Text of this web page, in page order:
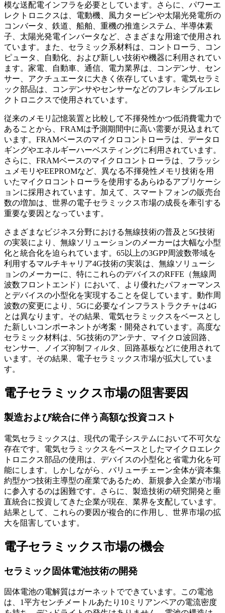
模な送配電インフラを必要としています。さらに、パワーエ
レクトロニクスは、電動機、風力タービンや太陽光発電所の
コンバータ、鉄道、船舶、重機の推進システム、半導体素
子、太陽光発電インバータなど、さまざまな用途で使用され
ています。また、セラミック系材料は、コントローラ、コン
ピュータ、自動化、および新しい技術や機器に利用されてい
ます。家電、自動車、通信、電力業界は、コンデンサ、セン
サー、アクチュエータに大きく依存しています。電気セラミ
ック部品は、コンデンサやセンサーなどのフレキシブルエレ
クトロニクスで使用されています。
従来のメモリ記憶装置と比較して不揮発性かつ低消費電力で
あることから、FRAMは予測期間中に高い需要が見込まれて
います。FRAMベースのマイクロコントローラは、データロ
ギングやエネルギーハーベスティングに利用されています。
さらに、FRAMベースのマイクロコントローラは、フラッシ
ュメモリやEEPROMなど、異なる不揮発性メモリ技術を用
いたマイクロコントローラを使用するあらゆるアプリケーシ
ョンに採用されています。加えて、スマートフォンの販売台
数の増加は、世界の電子セラミックス市場の成長を牽引する
重要な要因となっています。
さまざまなビジネス分野における無線技術の普及と5G技術
の実装により、無線ソリューションのメーカーは大幅な小型
化と統合化を迫られています。65以上の3GPP周波数帯域を
利用するマルチキャリア4G技術の実装は、無線ソリューシ
ョンのメーカーに、特にこれらのデバイスのRFFE（無線周
波数フロントエンド）において、より優れたパフォーマンス
とデバイスの小型化を実現することを促しています。動作周
波数の変更により、5Gに必要なインフラストラクチャは4G
とは異なります。その結果、電気セラミックスをベースとし
た新しいコンポーネントが考案・開発されています。高度な
セラミック材料は、5G技術のアンテナ、マイクロ波回路、
センサー、ノイズ抑制フィルタ、回路基板などに使用されて
います。その結果、電子セラミックス市場が拡大していま
す。
電子セラミックス市場の阻害要因
製造および統合に伴う高額な投資コスト
電気セラミックスは、現代の電子システムにおいて不可欠な
存在です。電気セラミックスをベースとしたマイクロエレク
トロニクス部品の使用は、デバイスの小型化と省電力化を可
能にします。しかしながら、バリューチェーン全体が資本集
約型かつ技術主導型の産業であるため、新規参入企業が市場
に参入するのは困難です。さらに、製造技術の研究開発と垂
直統合に投資してきた企業が現在、業界を支配しています。
結果として、これらの要因が複合的に作用し、世界市場の拡
大を阻害しています。
電子セラミックス市場の機会
セラミック固体電池技術の開発
固体電池の電解質はガーネットでできています。この電池
は、1平方センチメートルあたり10ミリアンペアの電流密度